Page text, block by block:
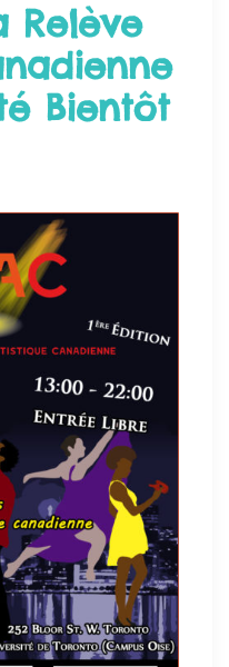
Relève
Bientôt